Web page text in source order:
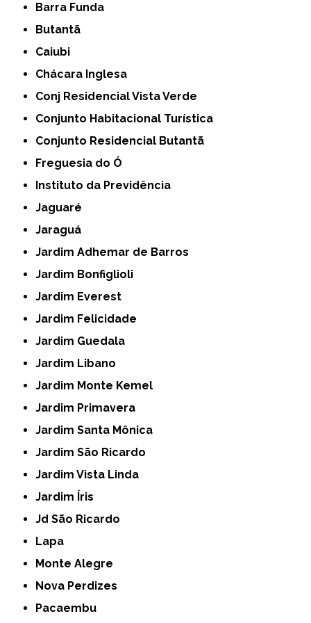
Barra Funda
Butantã
Caiubi
Chácara Inglesa
Conj Residencial Vista Verde
Conjunto Habitacional Turística
Conjunto Residencial Butantã
Freguesia do Ó
Instituto da Previdência
Jaguaré
Jaraguá
Jardim Adhemar de Barros
Jardim Bonfiglioli
Jardim Everest
Jardim Felicidade
Jardim Guedala
Jardim Libano
Jardim Monte Kemel
Jardim Primavera
Jardim Santa Mônica
Jardim São Ricardo
Jardim Vista Linda
Jardim Íris
Jd São Ricardo
Lapa
Monte Alegre
Nova Perdizes
Pacaembu